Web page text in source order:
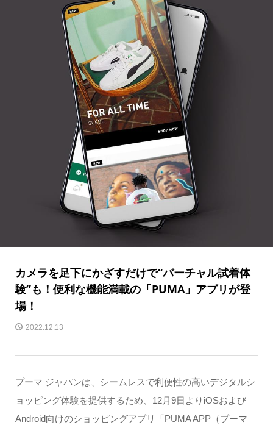
カメラを足下にかざすだけで“バーチャル試着体
験”も！便利な機能満載の「PUMA」アプリが登
場！
2022.12.13
プーマ ジャパンは、シームレスで利便性の高いデジタルシ
ョッピング体験を提供するため、12月9日よりiOSおよび
Android向けのショッピングアプリ「PUMA APP（プーマ